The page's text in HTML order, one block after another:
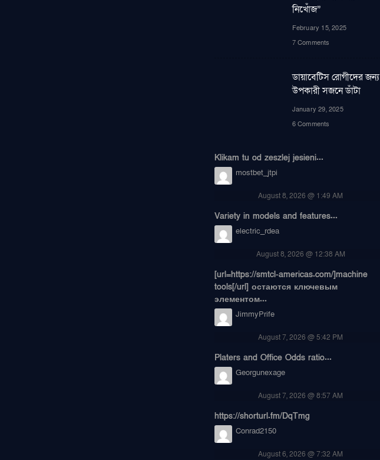
নিখোঁজ”
February 15, 2025
7 Comments
ডায়াবেটিস রোগীদের জন্য
উপকারী সজনে ডাঁটা
January 29, 2025
6 Comments
Klikam tu od zeszlej jesieni...
mostbet_jtpi
August 8, 2026 @ 1:49 AM
Variety in models and features...
electric_rdea
August 8, 2026 @ 12:38 AM
[url=https://smtcl-americas.com/]machine
tools[/url] остаются ключевым
элементом...
JimmyPrife
August 7, 2026 @ 5:42 PM
Platers and Office Odds ratio...
Georgunexage
August 7, 2026 @ 8:57 AM
https://shorturl.fm/DqTmg
Conrad2150
August 6, 2026 @ 7:32 AM